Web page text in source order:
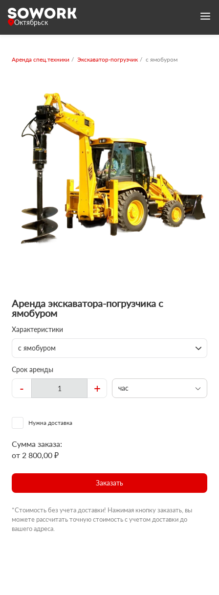
Октябрьск
Аренда спец.техники Экскаватор-погрузчик с ямобуром
Аренда экскаватора-погрузчика с
ямобуром
Характеристики
с ямобуром
Срок аренды
- + час
Нужна доставка
Сумма заказа:
от 2 800,00 ₽
Заказать
*Стоимость без учета доставки! Нажимая кнопку заказать, вы
можете рассчитать точную стоимость с учетом доставки до
вашего адреса.